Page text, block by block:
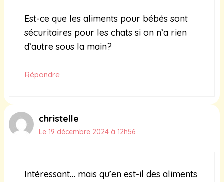
Est-ce que les aliments pour bébés sont
sécuritaires pour les chats si on n’a rien
d’autre sous la main?
Répondre
christelle
Le 19 décembre 2024 à 12h56
Intéressant… mais qu’en est-il des aliments